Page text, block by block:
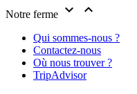
Notre ferme  
Qui sommes-nous ?
Contactez-nous
Où nous trouver ?
TripAdvisor